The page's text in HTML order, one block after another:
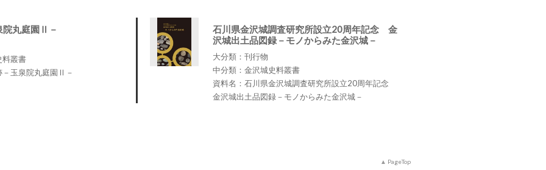
院丸庭園Ⅱ－
料叢書
－玉泉院丸庭園Ⅱ－
石川県金沢城調査研究所設立20周年記念 金
沢城出土品図録－モノからみた金沢城－
大分類：刊行物
中分類：金沢城史料叢書
資料名：石川県金沢城調査研究所設立20周年記念
金沢城出土品図録－モノからみた金沢城－
PageTop